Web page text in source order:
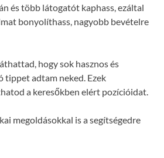
és több látogatót kaphass, ezáltal
bonyolíthass, nagyobb bevételre
hogy sok hasznos és
tippet adtam neked. Ezek
a keresőkben elért pozícióidat.
megoldásokkal is a segítségedre